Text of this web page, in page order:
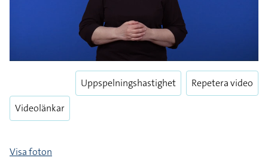
Videolänkar
Uppspelningshastighet Repetera video
Visa foton